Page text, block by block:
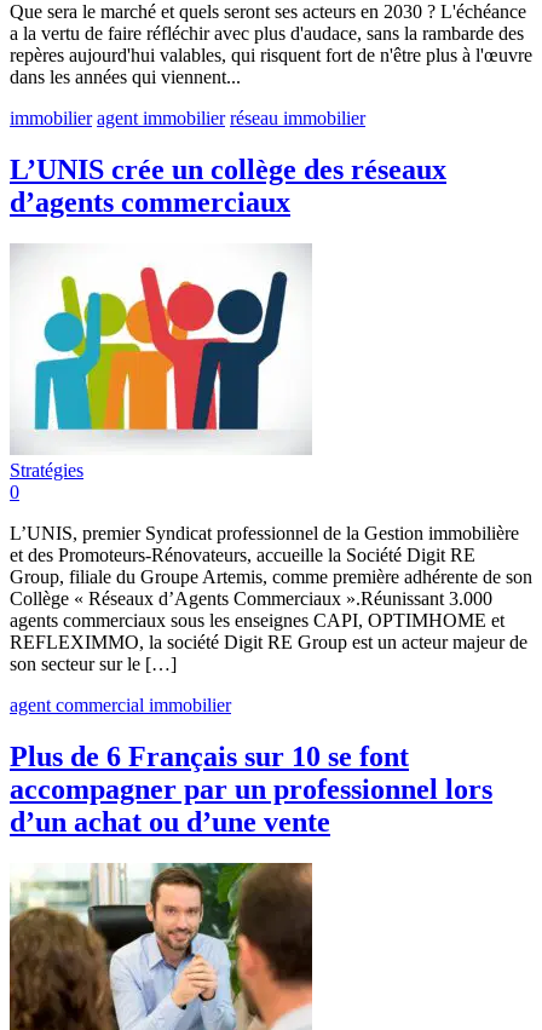
Que sera le marché et quels seront ses acteurs en 2030 ? L'échéance
a la vertu de faire réfléchir avec plus d'audace, sans la rambarde des
repères aujourd'hui valables, qui risquent fort de n'être plus à l'œuvre
dans les années qui viennent...
immobilier agent immobilier réseau immobilier
L’UNIS crée un collège des réseaux
d’agents commerciaux
Stratégies
0
L’UNIS, premier Syndicat professionnel de la Gestion immobilière
et des Promoteurs-Rénovateurs, accueille la Société Digit RE
Group, filiale du Groupe Artemis, comme première adhérente de son
Collège « Réseaux d’Agents Commerciaux ».Réunissant 3.000
agents commerciaux sous les enseignes CAPI, OPTIMHOME et
REFLEXIMMO, la société Digit RE Group est un acteur majeur de
son secteur sur le […]
agent commercial immobilier
Plus de 6 Français sur 10 se font
accompagner par un professionnel lors
d’un achat ou d’une vente